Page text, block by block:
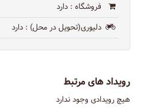
فروشگاه : دارد
دلیوری(تحویل در محل) : دارد
رویداد های مرتبط
هیچ رویدادی وجود ندارد